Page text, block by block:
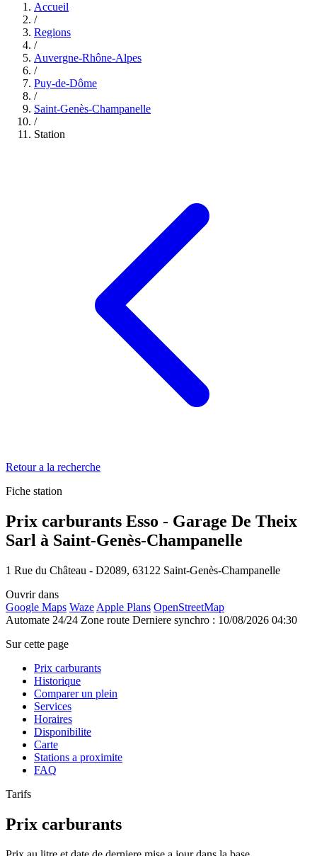
Accueil
/
Regions
/
Auvergne-Rhône-Alpes
/
Puy-de-Dôme
/
Saint-Genès-Champanelle
/
Station
Retour a la recherche
Fiche station
Prix carburants Esso - Garage De Theix
Sarl à Saint-Genès-Champanelle
1 Rue du Château - D2089, 63122 Saint-Genès-Champanelle
Ouvrir dans
Google Maps Waze Apple Plans OpenStreetMap
Automate 24/24 Zone route Derniere synchro : 10/08/2026 04:30
Sur cette page
Prix carburants
Historique
Comparer un plein
Services
Horaires
Disponibilite
Carte
Stations a proximite
FAQ
Tarifs
Prix carburants